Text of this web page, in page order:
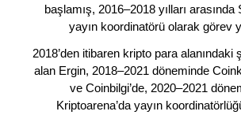
başlamış, 2016–2018 yılları arasında
yayın koordinatörü olarak görev
2018’den itibaren kripto para alanındaki
alan Ergin, 2018–2021 döneminde
ve Coinbilgi’de, 2020–2021
Kriptoarena’da yayın